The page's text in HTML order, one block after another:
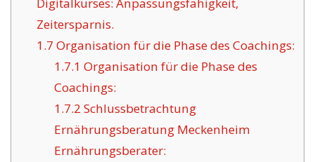
Zeitersparnis.
1.7 Organisation für die Phase des Coachings:
1.7.1 Organisation für die Phase des
Coachings:
1.7.2 Schlussbetrachtung
Ernährungsberatung Meckenheim
Ernährungsberater: